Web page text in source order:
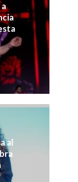
al